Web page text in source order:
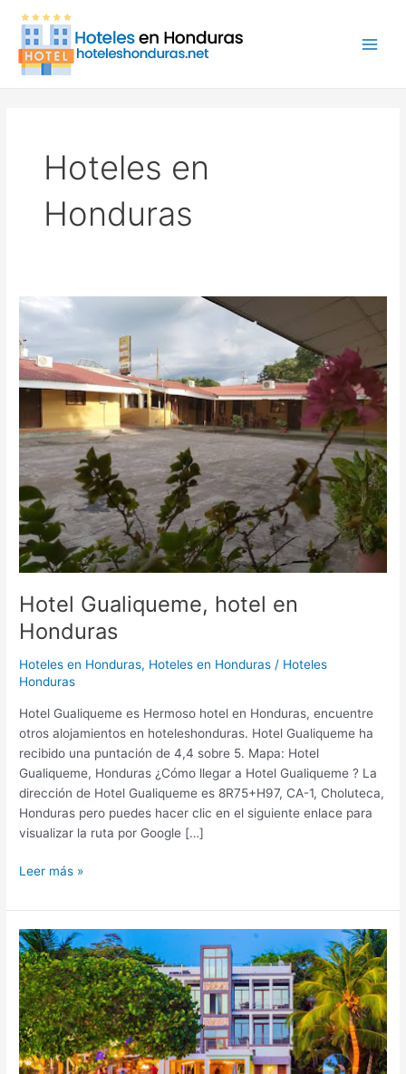
contenido
Hoteles en
Honduras
Hotel Gualiqueme, hotel en
Honduras
Hoteles en Honduras, Hoteles en Honduras / Hoteles
Honduras
Hotel Gualiqueme es Hermoso hotel en Honduras, encuentre
otros alojamientos en hoteleshonduras. Hotel Gualiqueme ha
recibido una puntación de 4,4 sobre 5. Mapa: Hotel
Gualiqueme, Honduras ¿Cómo llegar a Hotel Gualiqueme ? La
dirección de Hotel Gualiqueme es 8R75+H97, CA-1, Choluteca,
Honduras pero puedes hacer clic en el siguiente enlace para
visualizar la ruta por Google […]
Hotel
Gualiqueme,
hotel
en
Honduras
Leer más »
Xbalanque
Resort,
hotel
en
Roatán,
Honduras
entradas